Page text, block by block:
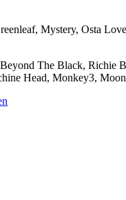
Mystery, Osta
The Black, Richie
Head, Monkey3,